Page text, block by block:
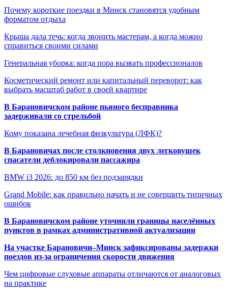
Почему короткие поездки в Минск становятся удобным
форматом отдыха
Крыша дала течь: когда звонить мастерам, а когда можно
справиться своими силами
Генеральная уборка: когда пора вызвать профессионалов
Косметический ремонт или капитальный переворот: как
выбрать масштаб работ в своей квартире
В Барановичском районе пьяного бесправника
задерживали со стрельбой
Кому показана лечебная физкультура (ЛФК)?
В Барановичах после столкновения двух легковушек
спасатели деблокировали пассажира
BMW i3 2026: до 850 км без подзарядки
Grand Mobile: как правильно начать и не совершить типичных
ошибок
В Барановичском районе уточнили границы населённых
пунктов в рамках административной актуализации
На участке Барановичи–Минск зафиксированы задержки
поездов из-за ограничения скорости движения
Чем цифровые слуховые аппараты отличаются от аналоговых
на практике